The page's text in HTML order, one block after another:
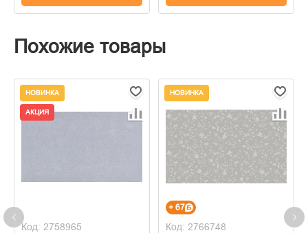
Похожие товары
НОВИНКА
АКЦИЯ
Код: 2758965
НОВИНКА
+ 67
Код: 2766748